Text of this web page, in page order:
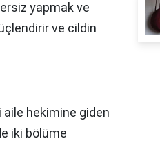
yapmak ve
ve cildin
hekimine giden
iki bölüme